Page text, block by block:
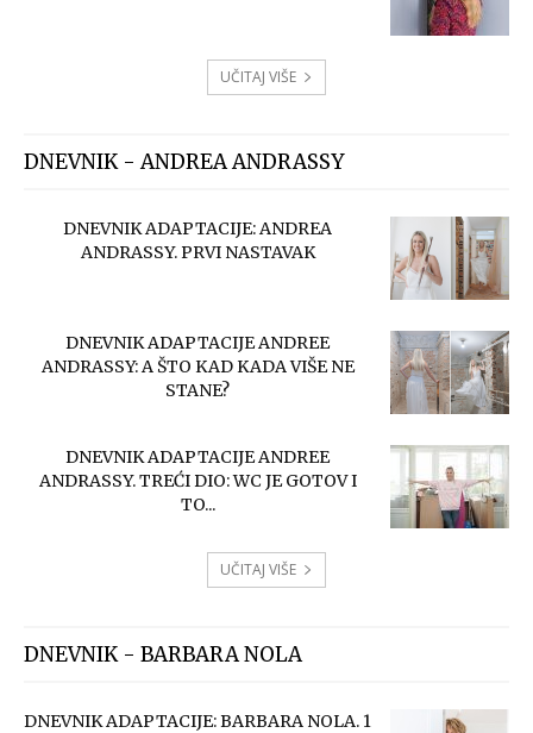
UČITAJ VIŠE
DNEVNIK - ANDREA ANDRASSY
DNEVNIK ADAPTACIJE: ANDREA
ANDRASSY. PRVI NASTAVAK
DNEVNIK ADAPTACIJE ANDREE
ANDRASSY: A ŠTO KAD KADA VIŠE NE
STANE?
DNEVNIK ADAPTACIJE ANDREE
ANDRASSY. TREĆI DIO: WC JE GOTOV I
TO...
UČITAJ VIŠE
DNEVNIK - BARBARA NOLA
DNEVNIK ADAPTACIJE: BARBARA NOLA. 1